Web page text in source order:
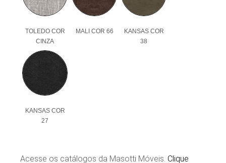
TOLEDO COR
CINZA
MALI COR 66
KANSAS COR
38
KANSAS COR
27
Acesse os catálogos da Masotti Móveis. Clique